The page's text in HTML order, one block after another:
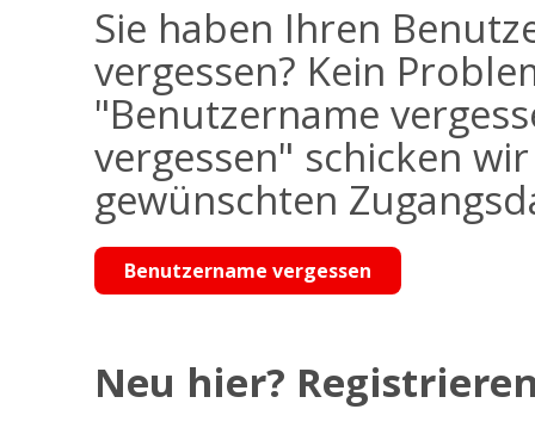
Sie haben Ihren
vergessen? Kein
"Benutzername
vergessen" schicken
gewünschten
Benutzername vergessen
Neu hier?